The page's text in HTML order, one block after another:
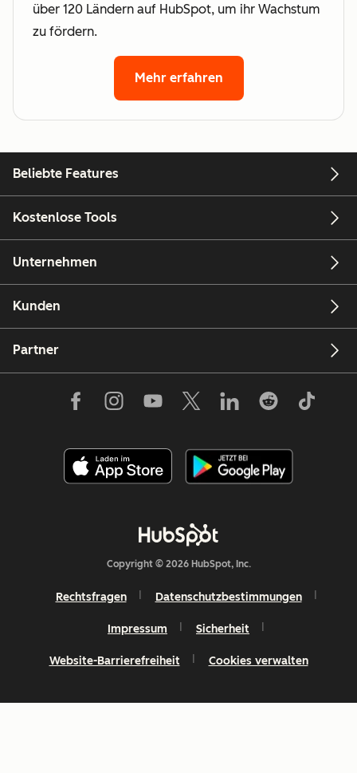
über 120 Ländern auf HubSpot, um ihr Wachstum
zu fördern.
Mehr erfahren
Beliebte Features
Kostenlose Tools
Unternehmen
Kunden
Partner
Copyright © 2026 HubSpot, Inc.
Rechtsfragen Datenschutzbestimmungen
Impressum Sicherheit
Website-Barrierefreiheit Cookies verwalten